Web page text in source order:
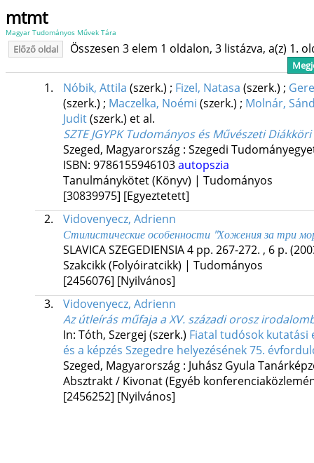
mtmt
Magyar Tudományos Művek Tára
Előző oldal Összesen 3 elem 1 oldalon, 3 listázva, a(z) 1.
1. Nóbik, Attila (szerk.) ; Fizel, Natasa (szerk.) ;
(szerk.) ; Maczelka, Noémi (szerk.) ; Molnár,
Judit(szerk.) et al.
SZTE JGYPK Tudományos és Művészeti
Szeged, Magyarország : Szegedi
ISBN: 9786155946103autopszia
Tanulmánykötet (Könyv) | Tudományos
[30839975] [Egyeztetett]
2.
Vidovenyecz, Adrienn
Стилистические особенности "Хожения за три
SLAVICA SZEGEDIENSIA4 pp. 267-272. , 6 p.
Szakcikk (Folyóiratcikk) | Tudományos
[2456076] [Nyilvános]
3.
Vidovenyecz, Adrienn
Az útleírás műfaja a XV. századi orosz
In: Tóth, Szergej (szerk.) Fiatal tudósok kutatási
és a képzés Szegedre helyezésének 75.
Szeged, Magyarország : Juhász Gyula
Absztrakt / Kivonat (Egyéb
[2456252] [Nyilvános]